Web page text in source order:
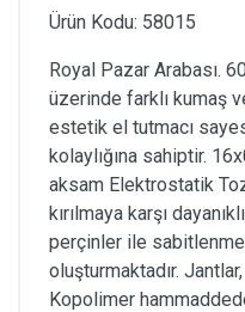
Ürün Kodu: 58015
Royal Pazar Arabası.
üzerinde farklı kumaş
estetik el tutmacı
kolaylığına sahiptir.
aksam Elektrostatik
kırılmaya karşı
perçinler ile
oluşturmaktadır. Jantlar,
Kopolimer